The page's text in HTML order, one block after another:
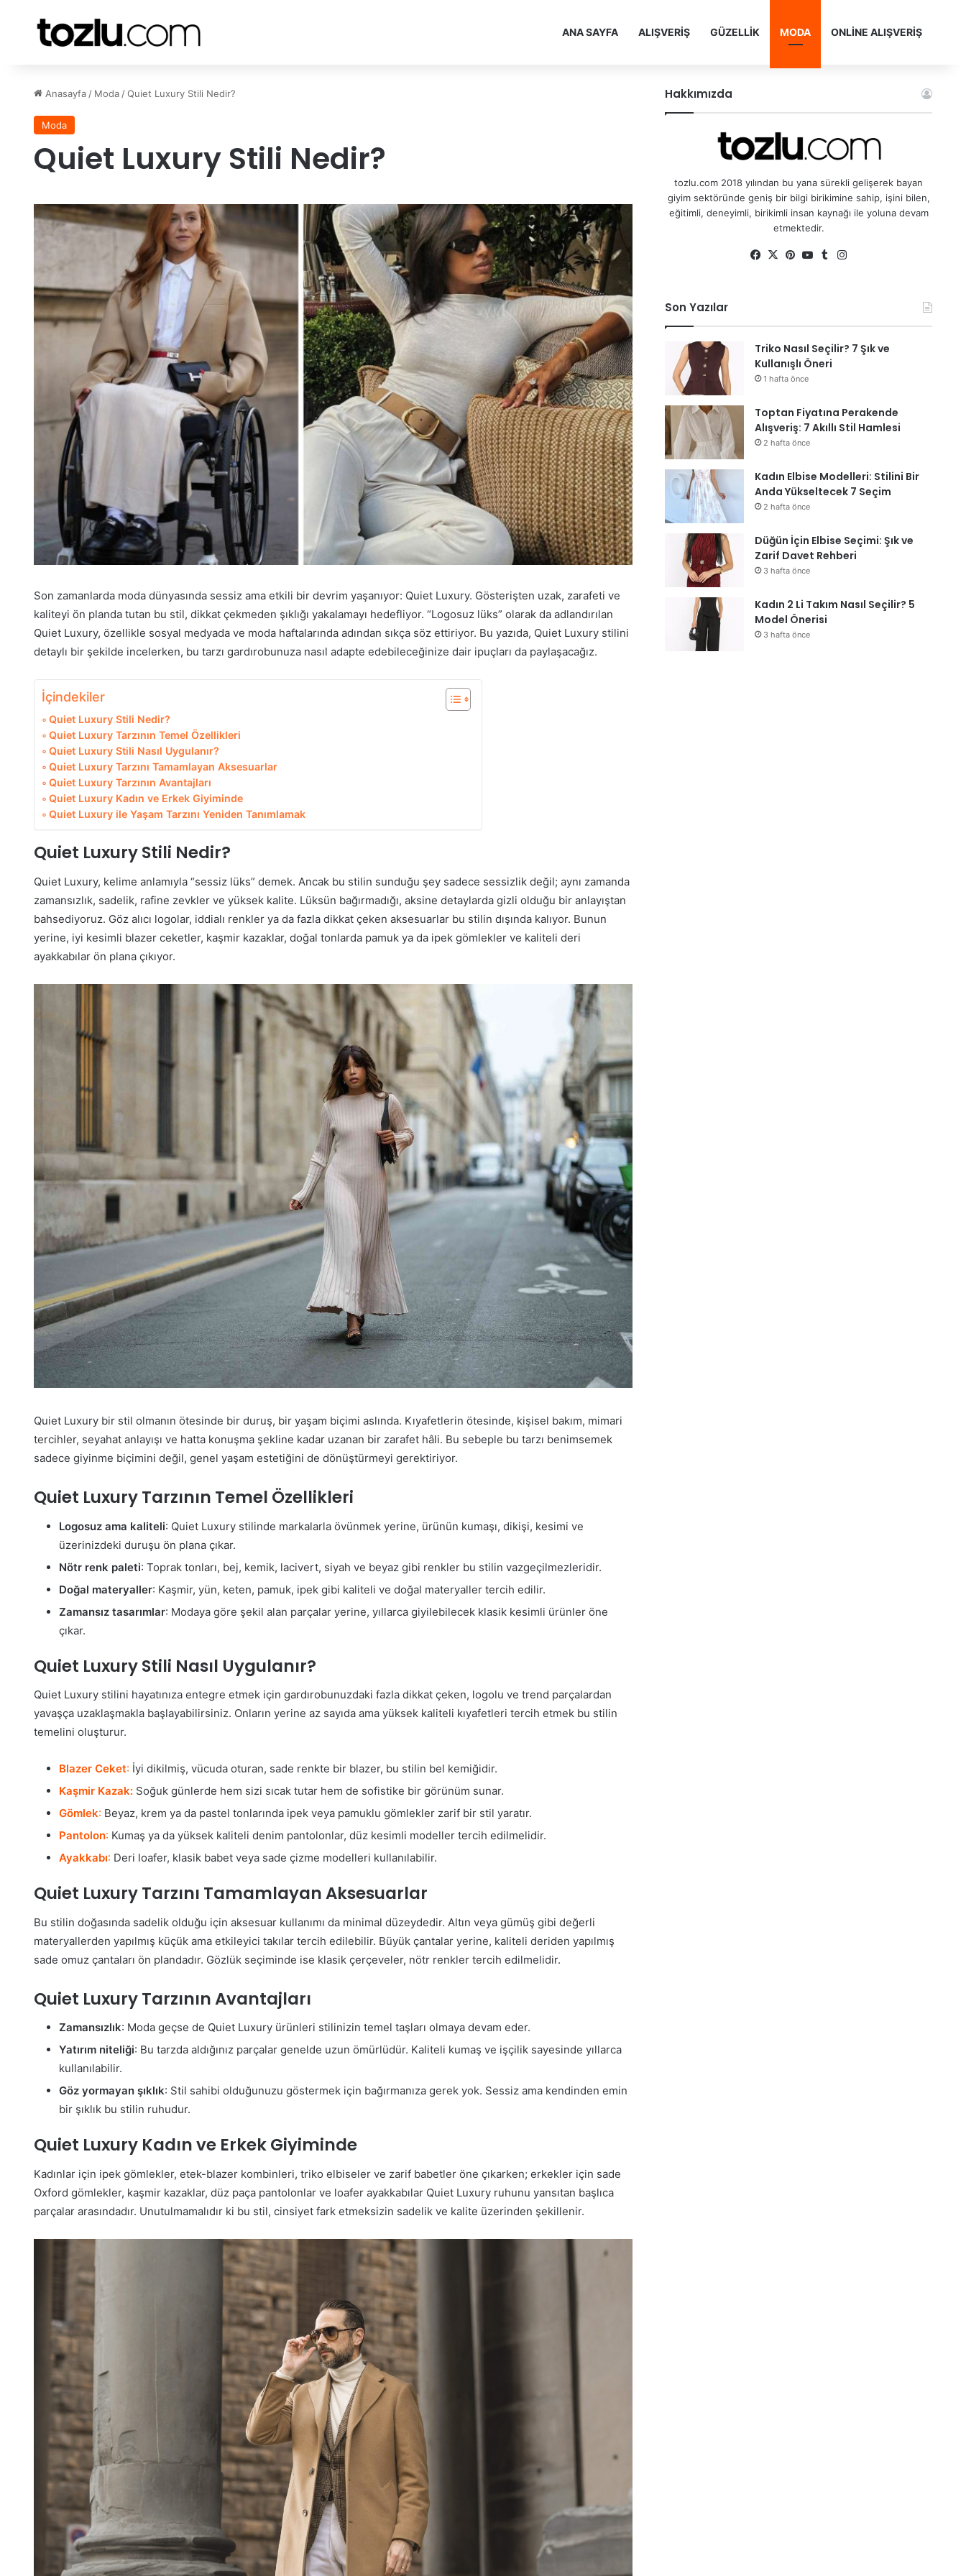
ANA SAYFA ALIŞVERİŞ GÜZELLİK MODA ONLİNE ALIŞVERİŞ
Anasayfa / Moda /Quiet Luxury Stili Nedir?
Moda
Quiet Luxury Stili Nedir?
Son zamanlarda moda dünyasında sessiz ama etkili bir devrim yaşanıyor: Quiet Luxury. Gösterişten uzak, zarafeti ve
kaliteyi ön planda tutan bu stil, dikkat çekmeden şıklığı yakalamayı hedefliyor. “Logosuz lüks” olarak da adlandırılan
Quiet Luxury, özellikle sosyal medyada ve moda haftalarında adından sıkça söz ettiriyor. Bu yazıda, Quiet Luxury stilini
detaylı bir şekilde incelerken, bu tarzı gardırobunuza nasıl adapte edebileceğinize dair ipuçları da paylaşacağız.
İçindekiler
Quiet Luxury Stili Nedir?
Quiet Luxury Tarzının Temel Özellikleri
Quiet Luxury Stili Nasıl Uygulanır?
Quiet Luxury Tarzını Tamamlayan Aksesuarlar
Quiet Luxury Tarzının Avantajları
Quiet Luxury Kadın ve Erkek Giyiminde
Quiet Luxury ile Yaşam Tarzını Yeniden Tanımlamak
Quiet Luxury Stili Nedir?
Quiet Luxury, kelime anlamıyla “sessiz lüks” demek. Ancak bu stilin sunduğu şey sadece sessizlik değil; aynı zamanda
zamansızlık, sadelik, rafine zevkler ve yüksek kalite. Lüksün bağırmadığı, aksine detaylarda gizli olduğu bir anlayıştan
bahsediyoruz. Göz alıcı logolar, iddialı renkler ya da fazla dikkat çeken aksesuarlar bu stilin dışında kalıyor. Bunun
yerine, iyi kesimli blazer ceketler, kaşmir kazaklar, doğal tonlarda pamuk ya da ipek gömlekler ve kaliteli deri
ayakkabılar ön plana çıkıyor.
Quiet Luxury bir stil olmanın ötesinde bir duruş, bir yaşam biçimi aslında. Kıyafetlerin ötesinde, kişisel bakım, mimari
tercihler, seyahat anlayışı ve hatta konuşma şekline kadar uzanan bir zarafet hâli. Bu sebeple bu tarzı benimsemek
sadece giyinme biçimini değil, genel yaşam estetiğini de dönüştürmeyi gerektiriyor.
Quiet Luxury Tarzının Temel Özellikleri
Logosuz ama kaliteli: Quiet Luxury stilinde markalarla övünmek yerine, ürünün kumaşı, dikişi, kesimi ve
üzerinizdeki duruşu ön plana çıkar.
Nötr renk paleti: Toprak tonları, bej, kemik, lacivert, siyah ve beyaz gibi renkler bu stilin vazgeçilmezleridir.
Doğal materyaller: Kaşmir, yün, keten, pamuk, ipek gibi kaliteli ve doğal materyaller tercih edilir.
Zamansız tasarımlar: Modaya göre şekil alan parçalar yerine, yıllarca giyilebilecek klasik kesimli ürünler öne
çıkar.
Quiet Luxury Stili Nasıl Uygulanır?
Quiet Luxury stilini hayatınıza entegre etmek için gardırobunuzdaki fazla dikkat çeken, logolu ve trend parçalardan
yavaşça uzaklaşmakla başlayabilirsiniz. Onların yerine az sayıda ama yüksek kaliteli kıyafetleri tercih etmek bu stilin
temelini oluşturur.
Blazer Ceket: İyi dikilmiş, vücuda oturan, sade renkte bir blazer, bu stilin bel kemiğidir.
Kaşmir Kazak: Soğuk günlerde hem sizi sıcak tutar hem de sofistike bir görünüm sunar.
Gömlek: Beyaz, krem ya da pastel tonlarında ipek veya pamuklu gömlekler zarif bir stil yaratır.
Pantolon: Kumaş ya da yüksek kaliteli denim pantolonlar, düz kesimli modeller tercih edilmelidir.
Ayakkabı: Deri loafer, klasik babet veya sade çizme modelleri kullanılabilir.
Quiet Luxury Tarzını Tamamlayan Aksesuarlar
Bu stilin doğasında sadelik olduğu için aksesuar kullanımı da minimal düzeydedir. Altın veya gümüş gibi değerli
materyallerden yapılmış küçük ama etkileyici takılar tercih edilebilir. Büyük çantalar yerine, kaliteli deriden yapılmış
sade omuz çantaları ön plandadır. Gözlük seçiminde ise klasik çerçeveler, nötr renkler tercih edilmelidir.
Quiet Luxury Tarzının Avantajları
Zamansızlık: Moda geçse de Quiet Luxury ürünleri stilinizin temel taşları olmaya devam eder.
Yatırım niteliği: Bu tarzda aldığınız parçalar genelde uzun ömürlüdür. Kaliteli kumaş ve işçilik sayesinde yıllarca
kullanılabilir.
Göz yormayan şıklık: Stil sahibi olduğunuzu göstermek için bağırmanıza gerek yok. Sessiz ama kendinden emin
bir şıklık bu stilin ruhudur.
Quiet Luxury Kadın ve Erkek Giyiminde
Kadınlar için ipek gömlekler, etek-blazer kombinleri, triko elbiseler ve zarif babetler öne çıkarken; erkekler için sade
Oxford gömlekler, kaşmir kazaklar, düz paça pantolonlar ve loafer ayakkabılar Quiet Luxury ruhunu yansıtan başlıca
parçalar arasındadır. Unutulmamalıdır ki bu stil, cinsiyet fark etmeksizin sadelik ve kalite üzerinden şekillenir.
Hakkımızda
tozlu.com 2018 yılından bu yana sürekli gelişerek bayan
giyim sektöründe geniş bir bilgi birikimine sahip, işini bilen,
eğitimli, deneyimli, birikimli insan kaynağı ile yoluna devam
etmektedir.
Fa
X
Pin
Yo
Tu
Son Yazılar
Triko Nasıl Seçilir? 7 Şık ve
Kullanışlı Öneri
1 hafta önce
Toptan Fiyatına Perakende
Alışveriş: 7 Akıllı Stil Hamlesi
2 hafta önce
Kadın Elbise Modelleri: Stilini Bir
Anda Yükseltecek 7 Seçim
2 hafta önce
Düğün İçin Elbise Seçimi: Şık ve
Zarif Davet Rehberi
3 hafta önce
Kadın 2 Li Takım Nasıl Seçilir? 5
Model Önerisi
3 hafta önce